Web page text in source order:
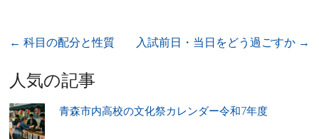
← 科目の配分と性質 入試前日・当日をどう過ごすか →
人気の記事
青森市内高校の文化祭カレンダー令和7年度